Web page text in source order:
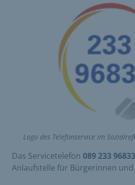
Logo des Telefonservice im
Das Servicetelefon 089 233 96833
Anlaufstelle für Bürgerinnen und